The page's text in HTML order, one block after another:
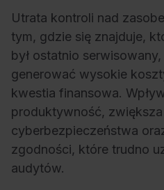
Utrata kontroli nad
tym, gdzie się znajduje,
był ostatnio
generować wysokie
kwestia finansowa.
produktywność,
cyberbezpieczeństwa
zgodności, które trudno
audytów.